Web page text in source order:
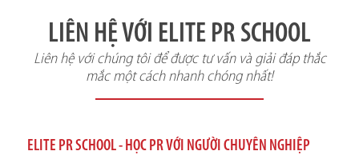
LIÊN HỆ VỚI ELITE PR SCHOOL
Liên hệ với chúng tôi để được tư vấn và giải đáp thắc
mắc một cách nhanh chóng nhất!
ELITE PR SCHOOL - HỌC PR VỚI NGƯỜI CHUYÊN NGHIỆP